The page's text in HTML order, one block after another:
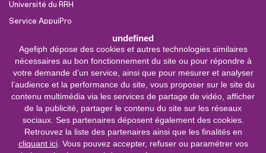
undefined
Agefiph dépose des cookies et autres technologies similaires
nécessaires au bon fonctionnement du site ou pour répondre à
votre demande d’un service, ainsi que pour mesurer et analyser
l’audience et la performance du site, vous proposer sur le site du
contenu multimédia via les services de partage de vidéo, afficher
de la publicité, partager le contenu du site sur les réseaux
sociaux. Ses partenaires déposent également des cookies.
Retrouvez la liste des partenaires ainsi que les finalités en
cliquant ici. Vous pouvez accepter, refuser ou paramétrer vos
Université du RRH
Service AppuiPro
Nous suivre
Youtube
Linkedin
Facebook